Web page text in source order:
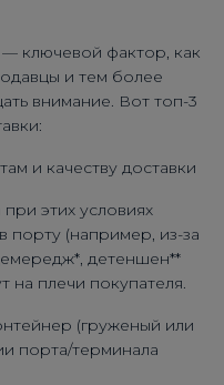
ключевой фактор, как
и тем более
внимание. Вот топ-3
и качеству доставки
этих условиях
порту (например, из-за
, детеншен**
на плечи покупателя.
(груженый или
порта/терминала